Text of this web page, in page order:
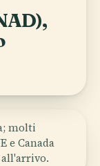
molti
e Canada